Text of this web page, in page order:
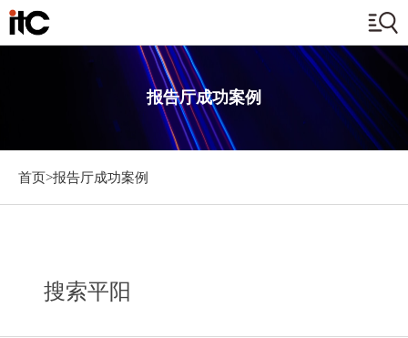
报告厅成功案例
首页>报告厅成功案例
搜索平阳